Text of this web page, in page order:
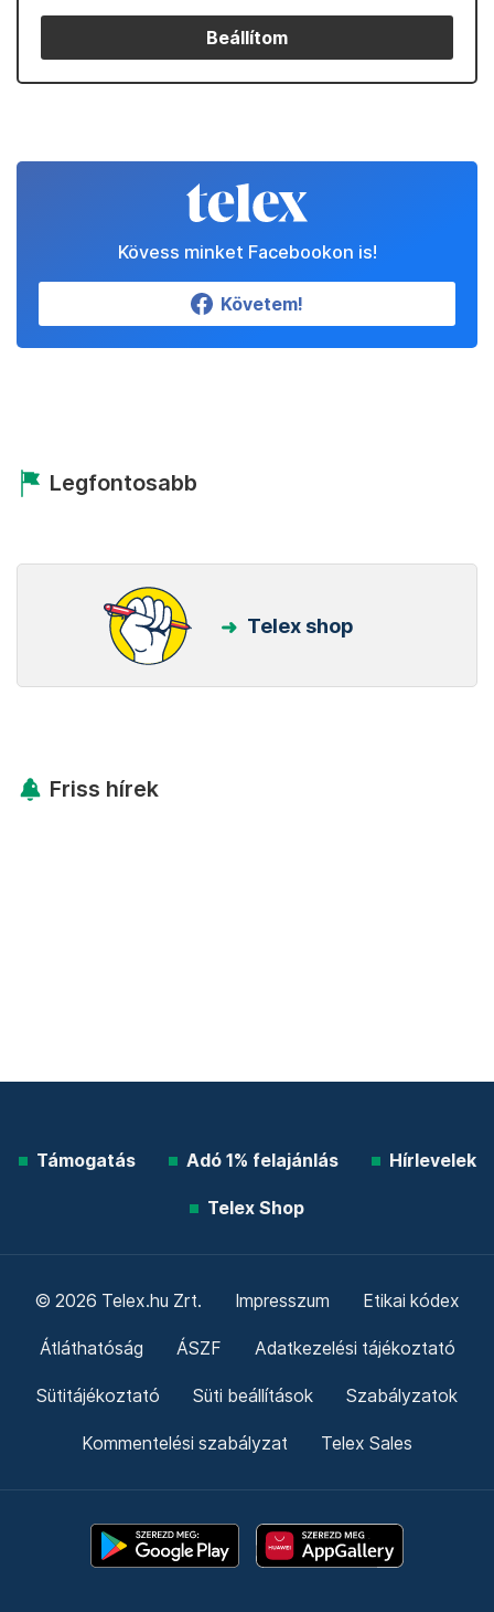
Beállítom
Kövess minket Facebookon is!
Követem!
Legfontosabb
Telex shop
Friss hírek
Támogatás Adó 1% felajánlás Hírlevelek
Telex Shop
© 2026 Telex.hu Zrt. Impresszum Etikai kódex
Átláthatóság ÁSZF Adatkezelési tájékoztató
Sütitájékoztató Süti beállítások Szabályzatok
Kommentelési szabályzat Telex Sales